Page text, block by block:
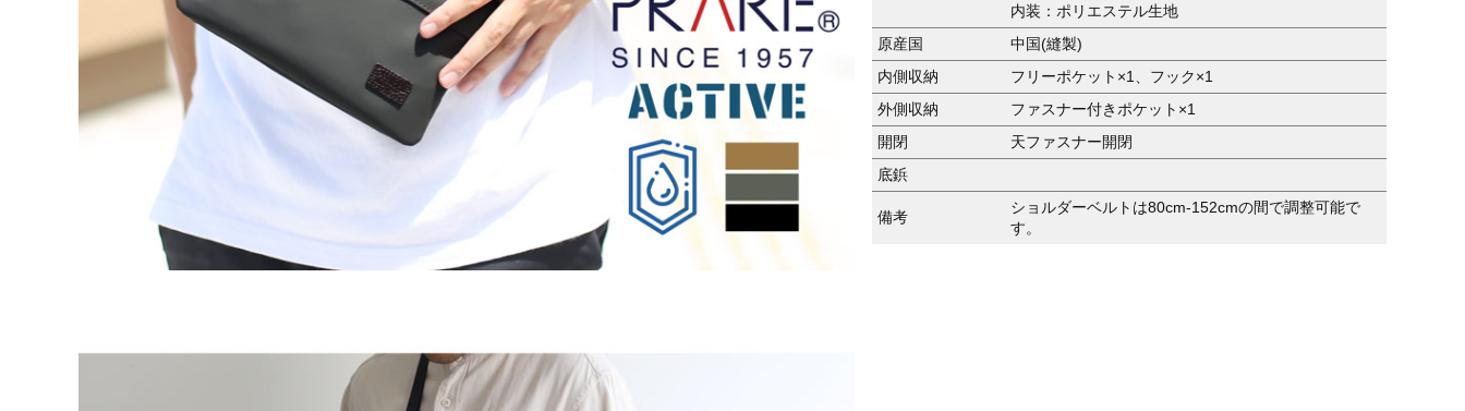
内装：ポリエステル生地
原産国
中国(縫製)
内側収納
フリーポケット×1、フック×1
外側収納
ファスナー付きポケット×1
開閉
天ファスナー開閉
底鋲
備考
ショルダーベルトは80cm-152cmの間で調整可能で
す。